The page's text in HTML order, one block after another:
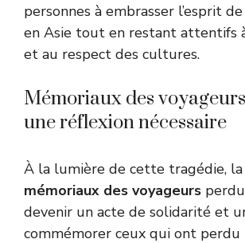
personnes à embrasser l’esprit
en Asie tout en restant attentifs
et au respect des cultures.
Mémoriaux des
une réflexion nécessaire
À la lumière de cette tragédie,
mémoriaux des voyageurs
devenir un acte de solidarité et
commémorer ceux qui ont perdu